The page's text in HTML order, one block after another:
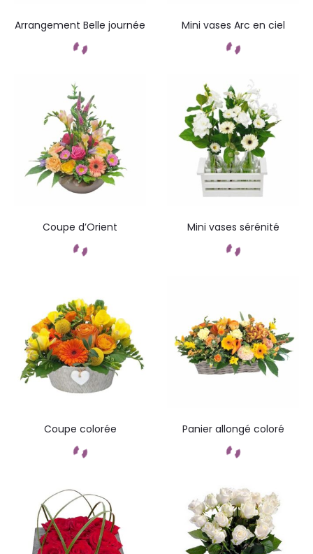
Arrangement Belle journée
Commandez
Mini vases Arc en ciel
Commandez
Coupe d’Orient Mini vases sérénité
Coupe colorée Panier allongé coloré